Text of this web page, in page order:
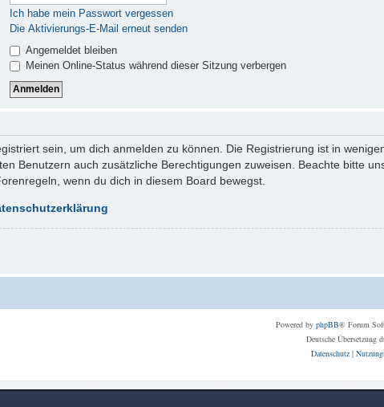
Ich habe mein Passwort vergessen
Die Aktivierungs-E-Mail erneut senden
Angemeldet bleiben
Meinen Online-Status während dieser Sitzung verbergen
sein, um dich anmelden zu können. Die Registrierung ist in
Benutzern auch zusätzliche Berechtigungen zuweisen. Beachte bitte
wenn du dich in diesem Board bewegst.
Powered by phpBB® Forum
Deutsche Übersetzung
Datenschutz|